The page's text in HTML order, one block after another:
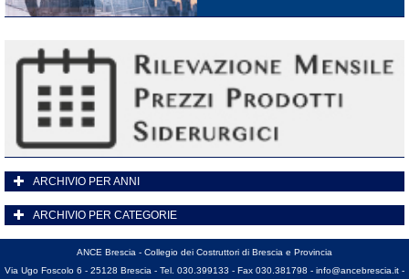
ARCHIVIO PER ANNI
ARCHIVIO PER CATEGORIE
ANCE Brescia - Collegio dei Costruttori di Brescia e Provincia
Via Ugo Foscolo 6 - 25128 Brescia - Tel. 030.399133 - Fax 030.381798 - info@ancebrescia.it -